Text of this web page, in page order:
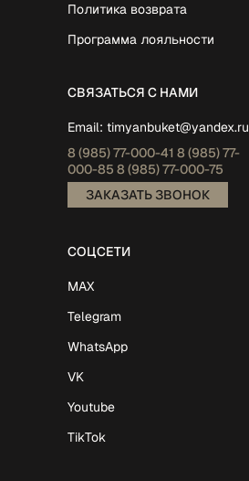
Политика возврата
Программа лояльности
СВЯЗАТЬСЯ С НАМИ
Email: timyanbuket@yandex.ru
8 (985)77-000-41 8 (985)77-
000-85 8 (985)77-000-75
ЗАКАЗАТЬ ЗВОНОК
СОЦСЕТИ
MAX
Telegram
WhatsApp
VK
Youtube
TikTok